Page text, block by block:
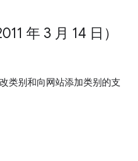
年 3 月 14 日）
类别和向网站添加类别的支